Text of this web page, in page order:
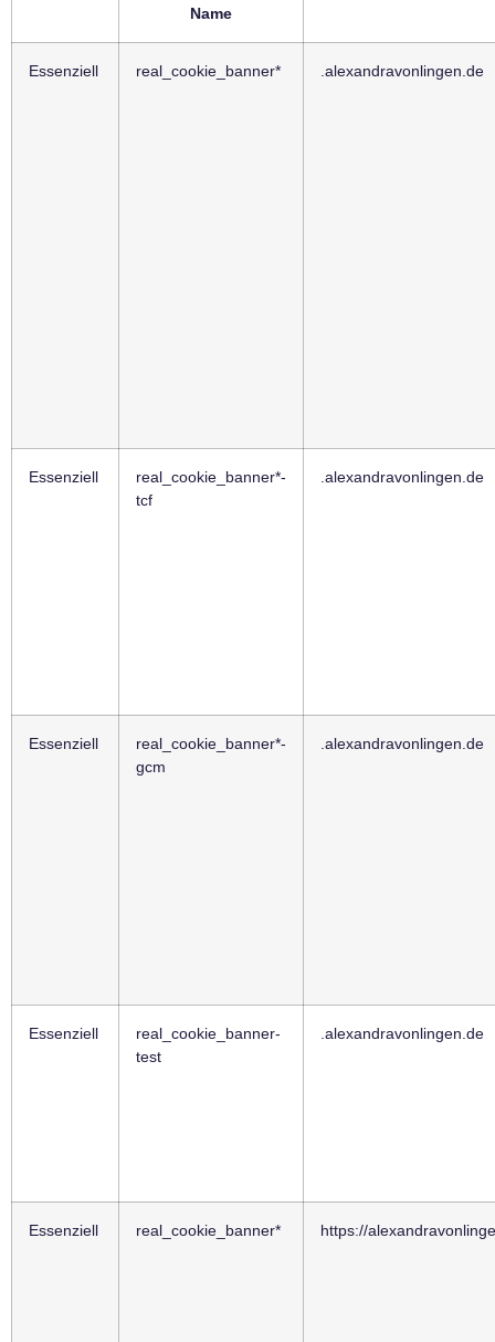
Name
Essenziell real_cookie_banner* .alexandravonlingen.de
Essenziell
real_cookie_banner*-
tcf
.alexandravonlingen.de
Essenziell
real_cookie_banner*-
gcm
.alexandravonlingen.de
Essenziell
real_cookie_banner-
test
.alexandravonlingen.de
Essenziell real_cookie_banner* https://